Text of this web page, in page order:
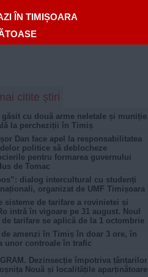
ÎN TIMIȘOARA
citite știri
găsit cu două arme neletale și muniție
la percheziții în Timiș
Dan face apel la responsabilitatea
politice să deblocheze
pentru formarea guvernului
de Tomac
dialog intercultural cu studenți
organizat de UMF Timișoara
sisteme de tarifare a rovinietei și
intră în vigoare pe 31 august. Noul
de tarifare se aplică de la 1 octombrie
de amenzi în Timiș în doar 3 ore, în
unor controale în trafic
Dezinsecție împotriva țânțarilor
Nouă și localitățile aparținătoare